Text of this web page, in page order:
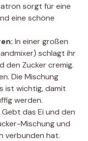
sorgt für eine
eine schöne
In einer großen
schlagt ihr
den Zucker cremig.
Die Mischung
ist wichtig, damit
werden.
Gebt das Ei und den
Mischung und
verbunden hat.